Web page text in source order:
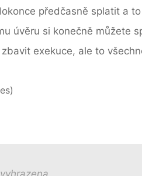
předčasně splatit a
úvěru si konečně můžete
exekuce, ale to